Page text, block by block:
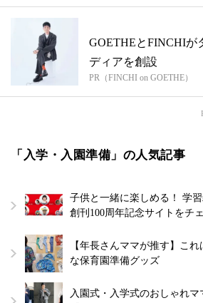
GOETHEとFINCHIが
ディアを創設
PR（FINCHI on GOETHE）
「入学・入園準備」の人気記事
子供と一緒に楽しめる！ 学
創刊100周年記念サイトをチ
【年長さんママが推す】こ
な保育園準備グッズ
入園式・入学式のおしゃれマ